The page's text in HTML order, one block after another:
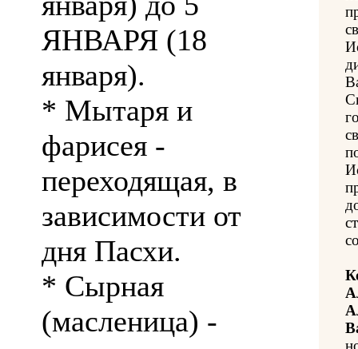
ЯНВАРЯ (18
января).
* Мытаря и
фарисея -
переходящая, в
зависимости от
дня Пасхи.
* Сырная
(масленица) -